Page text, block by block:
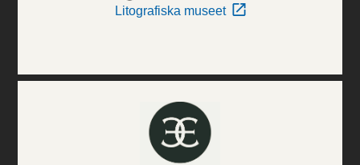
Litografiska museet